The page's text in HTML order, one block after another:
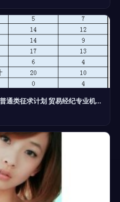
2020福建部分院校专科批普通类征求计划 贸易经纪专业机会与报考指南